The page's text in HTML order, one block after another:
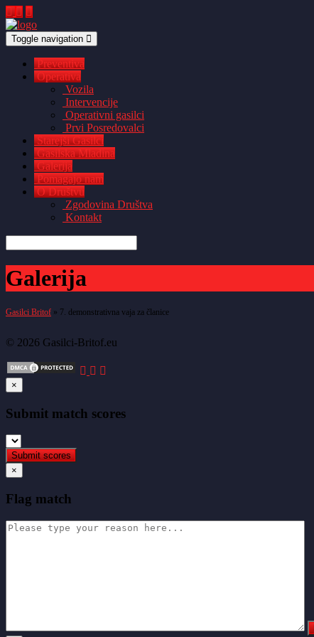
Toggle navigation
Preventiva
Operativa
Vozila
Intervencije
Operativni gasilci
Prvi Posredovalci
Starejši Gasilci
Gasilska Mladina
Galerija
Pomagajo nam
O Društvu
Zgodovina Društva
Kontakt
Galerija
Gasilci Britof » 7. demonstrativna vaja za članice
© 2026 Gasilci-Britof.eu
×
Submit match scores
×
Flag match